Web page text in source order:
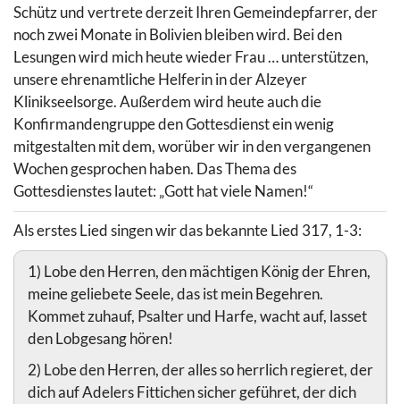
Schütz und vertrete derzeit Ihren Gemeindepfarrer, der
noch zwei Monate in Bolivien bleiben wird. Bei den
Lesungen wird mich heute wieder Frau … unterstützen,
unsere ehrenamtliche Helferin in der Alzeyer
Klinikseelsorge. Außerdem wird heute auch die
Konfirmandengruppe den Gottesdienst ein wenig
mitgestalten mit dem, worüber wir in den vergangenen
Wochen gesprochen haben. Das Thema des
Gottesdienstes lautet: „Gott hat viele Namen!“
Als erstes Lied singen wir das bekannte Lied 317, 1-3:
1) Lobe den Herren, den mächtigen König der Ehren,
meine geliebete Seele, das ist mein Begehren.
Kommet zuhauf, Psalter und Harfe, wacht auf, lasset
den Lobgesang hören!
2) Lobe den Herren, der alles so herrlich regieret, der
dich auf Adelers Fittichen sicher geführet, der dich